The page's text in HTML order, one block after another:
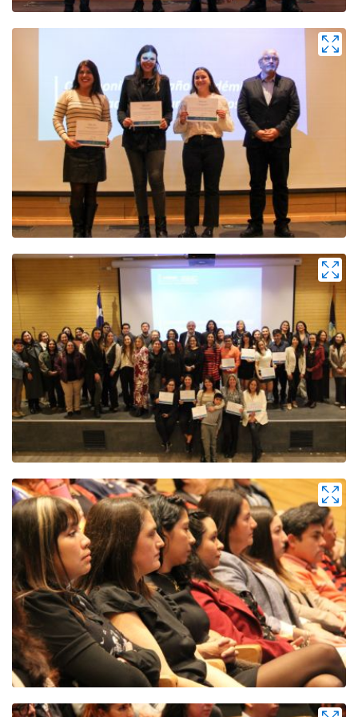
Zoom
Zoom
Zoom